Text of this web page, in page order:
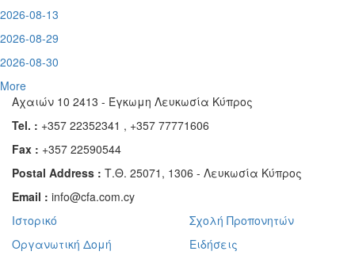
2026-08-13
2026-08-29
2026-08-30
More
Αχαιών 10 2413 - Έγκωμη Λευκωσία Κύπρος
Tel. : +357 22352341 , +357 77771606
Fax : +357 22590544
Postal Address : Τ.Θ. 25071, 1306 - Λευκωσία Κύπρος
Email : info@cfa.com.cy
Ιστορικό
Οργανωτική Δομή
Σχολή Προπονητών
Ειδήσεις